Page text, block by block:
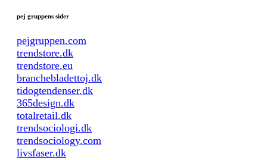
pej gruppens sider
pejgruppen.com
trendstore.dk
trendstore.eu
branchebladettoj.dk
tidogtendenser.dk
365design.dk
totalretail.dk
trendsociologi.dk
trendsociology.com
livsfaser.dk